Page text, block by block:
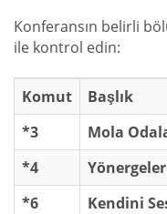
Konferansın belirli
ile kontrol edin:
Komut Başlık
*3
Mola
*4
Yönergeler
*6
Kendini